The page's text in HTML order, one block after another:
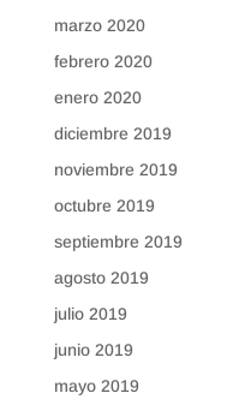
marzo 2020
febrero 2020
enero 2020
diciembre 2019
noviembre 2019
octubre 2019
septiembre 2019
agosto 2019
julio 2019
junio 2019
mayo 2019